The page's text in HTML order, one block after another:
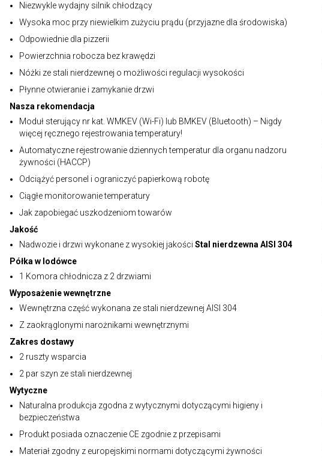
Niezwykle wydajny silnik chłodzący
Wysoka moc przy niewielkim zużyciu prądu (przyjazne dla środowiska)
Odpowiednie dla pizzerii
Powierzchnia robocza bez krawędzi
Nóżki ze stali nierdzewnej o możliwości regulacji wysokości
Płynne otwieranie i zamykanie drzwi
Nasza rekomendacja
Moduł sterujący nr kat. WMKEV (Wi-Fi) lub BMKEV (Bluetooth) – Nigdy
więcej ręcznego rejestrowania temperatury!
Automatyczne rejestrowanie dziennych temperatur dla organu nadzoru
żywności (HACCP)
Odciążyć personel i ograniczyć papierkową robotę
Ciągłe monitorowanie temperatury
Jak zapobiegać uszkodzeniom towarów
Jakość
Nadwozie i drzwi wykonane z wysokiej jakości Stal nierdzewna AISI 304
Półka w lodówce
1 Komora chłodnicza z 2 drzwiami
Wyposażenie wewnętrzne
Wewnętrzna część wykonana ze stali nierdzewnej AISI 304
Z zaokrąglonymi narożnikami wewnętrznymi
Zakres dostawy
2 ruszty wsparcia
2 par szyn ze stali nierdzewnej
Wytyczne
Naturalna produkcja zgodna z wytycznymi dotyczącymi higieny i
bezpieczeństwa
Produkt posiada oznaczenie CE zgodnie z przepisami
Materiał zgodny z europejskimi normami dotyczącymi żywności